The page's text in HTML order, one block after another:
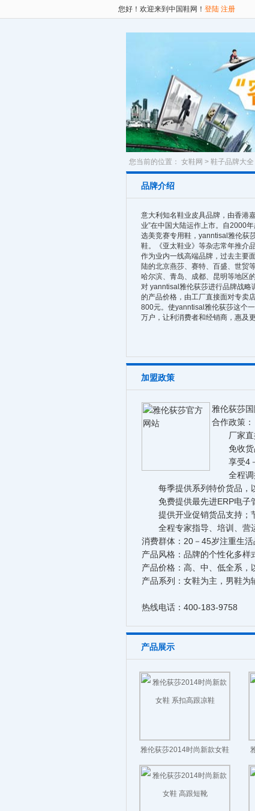
您好！欢迎来到中国鞋网！ 登陆 注册
您当前的位置： 女鞋网 > 鞋子品牌大全
品牌介绍
意大利知名鞋业皮具品牌，由香港
业”在中国大陆运作上市。自2000
选美竞赛专用鞋，yanntisal雅伦荻
鞋。《亚太鞋业》等杂志常年推介
作为业内一线高端品牌，过去主要
陆的北京燕莎、赛特、百盛、世贸
哈尔滨、青岛、成都、昆明等地区
对 yanntisal雅伦荻莎进行品牌战
的产品价格，由工厂直接面对专卖
800元。使yanntisal雅伦荻莎这个
万户，让利消费者和经销商，惠及
加盟政策
雅伦荻莎
合作政策：
厂家直接
免收货
享受4－
全程调
每季提供系列特价货品，
免费提供最先进ERP电子
提供开业促销货品支持；
全程专家指导、培训、营
消费群体：20－45岁注重生
产品风格：品牌的个性化多样
产品价格：高、中、低全系，
产品系列：女鞋为主，男鞋为
热线电话：400-183-9758
产品展示
雅伦荻莎2014时尚新款女鞋
系扣高跟凉鞋